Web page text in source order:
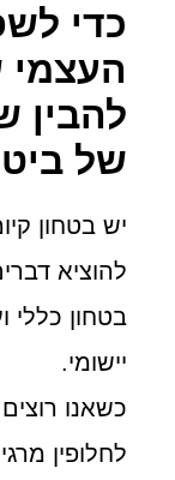
כדי
העצמי
להבין
של
יש בטחון
להוציא
בטחון כללי
יישומי.
כשאנו
לחלופין